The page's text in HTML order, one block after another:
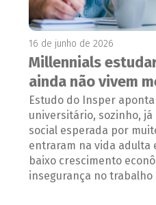
16 de junho de 2026
Millennials
ainda não vivem
Estudo do Insper
universitário, sozinho,
social esperada por
entraram na vida adulta
baixo crescimento
insegurança no trabalho